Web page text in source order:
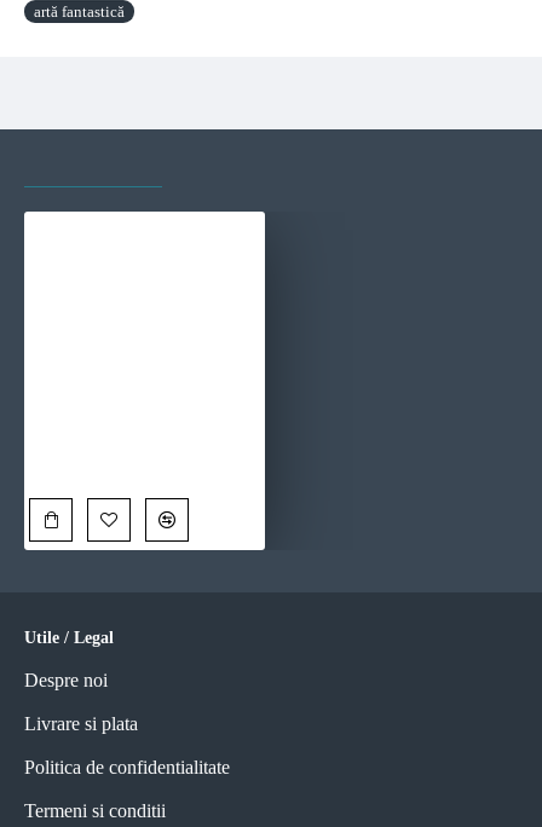
artă fantastică
Utile / Legal
Despre noi
Livrare si plata
Politica de confidentialitate
Termeni si conditii